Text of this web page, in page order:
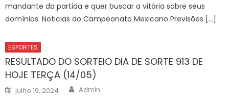
mandante da partida e quer buscar a vitória sobre seus
domínios. Noticias do Campeonato Mexicano Previsões […]
ESPORTES
RESULTADO DO SORTEIO DIA DE SORTE 913 DE
HOJE TERÇA (14/05)
Posted
on
julho 19, 2024 Author
Admin